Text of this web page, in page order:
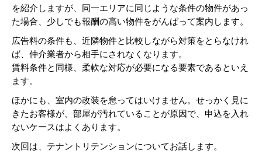
を紹介しますが、同一エリアに同じような条件の物件があっ
た場合、少しでも報酬の高い物件をがんばって案内します。
広告料の条件も、近隣物件と比較しながら対策をとらなけれ
ば、仲介業者から相手にされなくなります。
賃料条件と同様、柔軟な対応が必要になる要素であるといえ
ます。
ほかにも、室内の改装を怠ってはいけません。せっかく見に
きたお客様が、部屋が汚れていることが原因で、申込を入れ
ないケースはよくあります。
次回は、テナントリテンションについてお話します。